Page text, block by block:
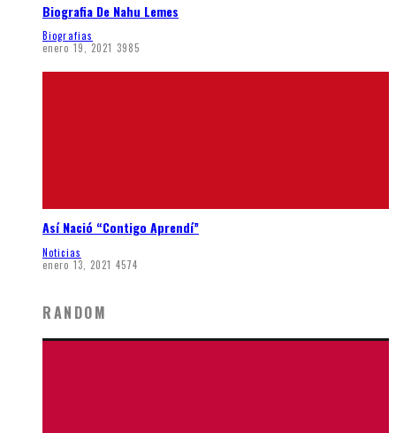
Biografia De Nahu Lemes
Biografias
enero 19, 2021 3985
Así Nació “Contigo Aprendí”
Noticias
enero 13, 2021 4574
RANDOM